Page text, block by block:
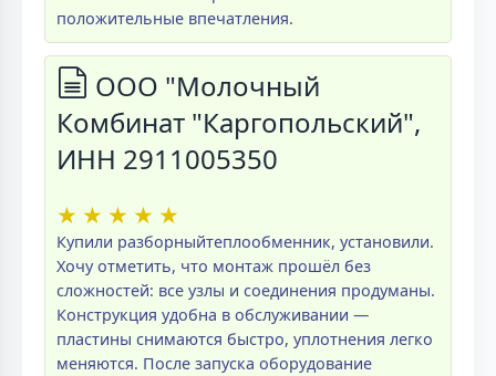
положительные впечатления.
ООО "Молочный
Комбинат "Каргопольский",
ИНН 2911005350
★ ★ ★ ★ ★
Купили разборныйтеплообменник, установили.
Хочу отметить, что монтаж прошёл без
сложностей: все узлы и соединения продуманы.
Конструкция удобна в обслуживании —
пластины снимаются быстро, уплотнения легко
меняются. После запуска оборудование